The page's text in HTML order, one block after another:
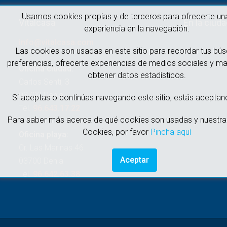
Usamos cookies propias y de terceros para ofrecerte
experiencia en la navegación.
Las cookies son usadas en este sitio para recordar tus
preferencias, ofrecerte experiencias de medios sociales y
obtener datos estadísticos.
Si aceptas o continúas navegando este sitio, estás
Para saber más acerca de qué cookies son usadas y
Cookies, por favor Pincha aquí
Aceptar
Vitalcasa
Oficina ciudad:
03700 Denia
En la